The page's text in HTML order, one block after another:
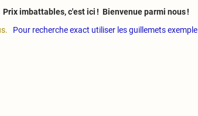
Prix imbattables, c'est ici ! Bienvenue parmi nous !
Pour recherche exact utiliser les guillemets exemple